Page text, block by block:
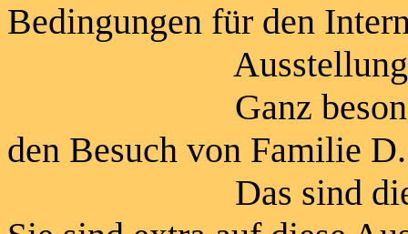
Bedingungen für den
Ganz besonders
den Besuch von Familie
Das sind die